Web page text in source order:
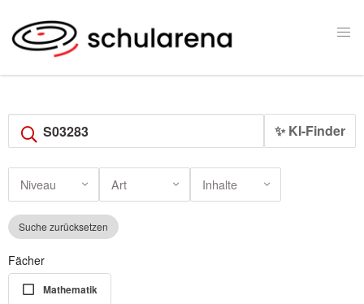
✨ KI-Finder
Niveau Art Inhalte
Suche zurücksetzen
Fächer
Mathematik